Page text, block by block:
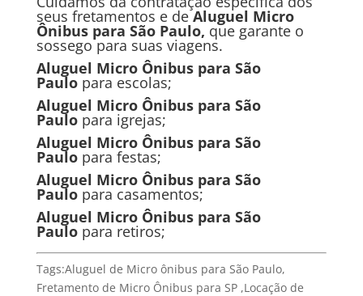
seus fretamentos e deAluguel Micro
Ônibuspara São Paulo, que garante o
sossego para suas viagens.
Aluguel Micro Ônibuspara São
Paulo para escolas;
Aluguel Micro Ônibuspara São
Paulo para igrejas;
Aluguel Micro Ônibuspara São
Paulo para festas;
Aluguel Micro Ônibuspara São
Paulo para casamentos;
Aluguel Micro Ônibuspara São
Paulo para retiros;
Tags:Aluguel de Micro ônibus para São Paulo,
Fretamento de Micro Ônibus para SP ,Locação de